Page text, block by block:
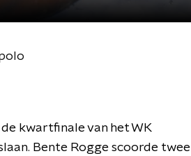
kwartfinale van het WK
Bente Rogge scoorde twee